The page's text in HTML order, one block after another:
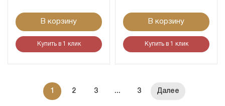
В корзину
Купить в 1 клик
В корзину
Купить в 1 клик
1 2 3 ... 3